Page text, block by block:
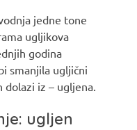
jedne tone
ugljikova
godina
smanjila ugljični
dolazi iz – ugljena.
ugljen